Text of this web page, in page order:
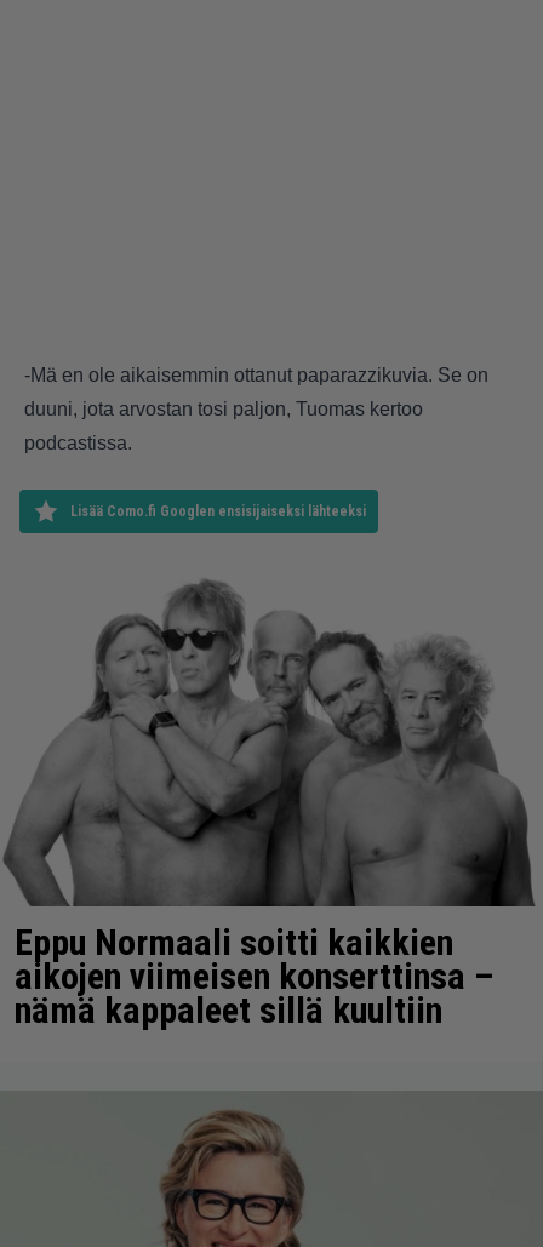
-Mä en ole aikaisemmin ottanut paparazzikuvia. Se on
duuni, jota arvostan tosi paljon, Tuomas kertoo
podcastissa.
Lisää Como.fi Googlen ensisijaiseksi lähteeksi
Eppu Normaali soitti kaikkien
aikojen viimeisen konserttinsa –
nämä kappaleet sillä kuultiin